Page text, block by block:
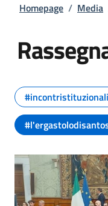
Homepage / Media
Tutti i#incontristituzionali